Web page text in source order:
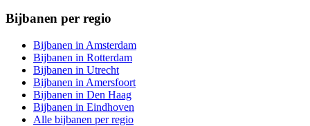
Bijbanen per regio
Bijbanen in Amsterdam
Bijbanen in Rotterdam
Bijbanen in Utrecht
Bijbanen in Amersfoort
Bijbanen in Den Haag
Bijbanen in Eindhoven
Alle bijbanen per regio